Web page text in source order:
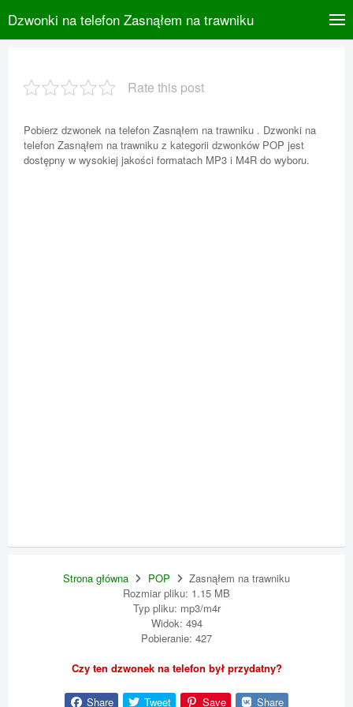
Dzwonki na telefon Zasnąłem na trawniku
Rate this post
Pobierz dzwonek na telefon Zasnąłem na trawniku . Dzwonki na
telefon Zasnąłem na trawniku z kategorii dzwonków POP jest
dostępny w wysokiej jakości formatach MP3 i M4R do wyboru.
Strona główna POP
Zasnąłem na trawniku
Rozmiar pliku: 1.15 MB
Typ pliku: mp3/m4r
Widok: 494
Pobieranie: 427
Czy ten dzwonek na telefon był przydatny?
Share Tweet Save Share